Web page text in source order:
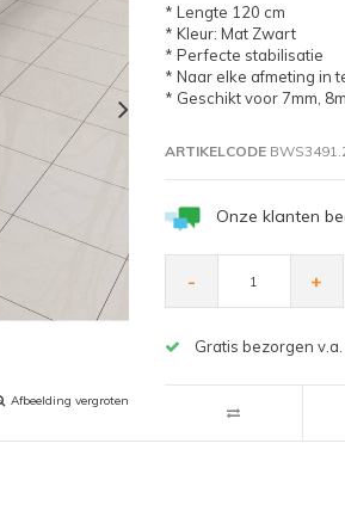
Afbeelding vergroten
* Lengte 120 cm
* Kleur: Mat Zwart
* Perfecte stabilisatie
* Naar elke afmeting in
* Geschikt voor 7mm,
ARTIKELCODE
Onze klanten
- +
Gratis bezorgen v.a.